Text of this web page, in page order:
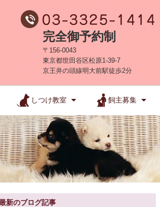
完全御予約制
〒156-0043
東京都世田谷区松原1-39-7
京王井の頭線明大前駅徒歩2分
しつけ教室 飼主募集
新のブログ記事